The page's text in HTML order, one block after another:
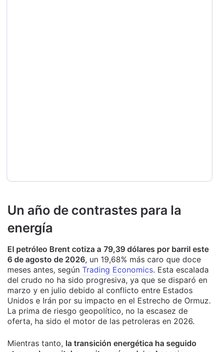
Un año de contrastes para la
energía
El petróleo Brent cotiza a 79,39 dólares por barril este
6 de agosto de 2026, un 19,68% más caro que doce
meses antes, según Trading Economics. Esta escalada
del crudo no ha sido progresiva, ya que se disparó en
marzo y en julio debido al conflicto entre Estados
Unidos e Irán por su impacto en el Estrecho de Ormuz.
La prima de riesgo geopolítico, no la escasez de
oferta, ha sido el motor de las petroleras en 2026.
Mientras tanto, la transición energética ha seguido